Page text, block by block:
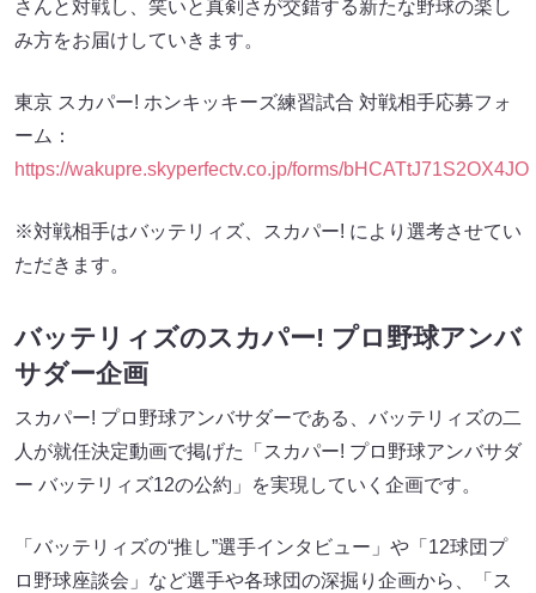
さんと対戦し、笑いと真剣さが交錯する新たな野球の楽し
み方をお届けしていきます。
東京 スカパー! ホンキッキーズ練習試合 対戦相手応募フォ
ーム：
https://wakupre.skyperfectv.co.jp/forms/bHCATtJ71S2OX4JO
※対戦相手はバッテリィズ、スカパー! により選考させてい
ただきます。
バッテリィズのスカパー! プロ野球アンバ
サダー企画
スカパー! プロ野球アンバサダーである、バッテリィズの二
人が就任決定動画で掲げた「スカパー! プロ野球アンバサダ
ー バッテリィズ12の公約」を実現していく企画です。
「バッテリィズの“推し”選手インタビュー」や「12球団プ
ロ野球座談会」など選手や各球団の深掘り企画から、「ス